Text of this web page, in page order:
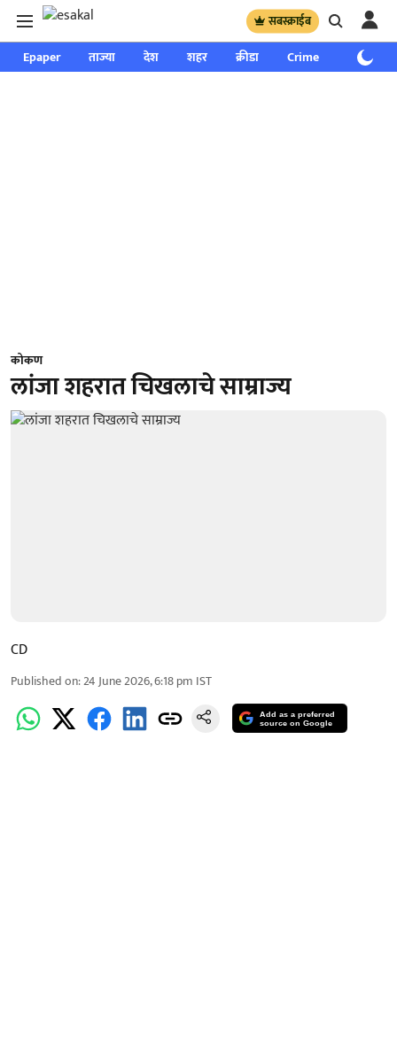
सबस्क्राईब
Epaper ताज्या देश शहर क्रीडा Crime साप्ताहिक
कोकण
लांजा शहरात चिखलाचे साम्राज्य
CD
Published on:24 June 2026, 6:18 pm IST
Add as a preferred
source on Google